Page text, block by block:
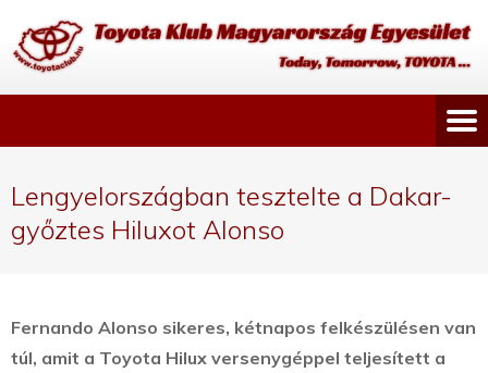
Lengyelországban tesztelte a Dakar-
győztes Hiluxot Alonso
Fernando Alonso sikeres, kétnapos felkészülésen van
túl, amit a Toyota Hilux versenygéppel teljesített a